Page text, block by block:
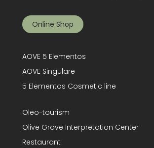
Online Shop
AOVE 5 Elementos
AOVE Singulare
5 Elementos Cosmetic line
Oleo-tourism
Olive Grove Interpretation Center
Restaurant